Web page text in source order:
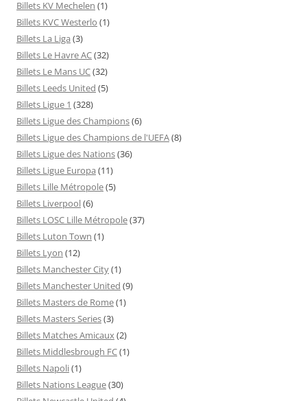
Billets KV Mechelen (1)
Billets KVC Westerlo (1)
Billets La Liga (3)
Billets Le Havre AC(32)
Billets Le Mans UC(32)
Billets Leeds United (5)
Billets Ligue 1 (328)
Billets Ligue des Champions(6)
Billets Ligue des Champions de l'UEFA(8)
Billets Ligue des Nations(36)
Billets Ligue Europa (11)
Billets Lille Métropole(5)
Billets Liverpool(6)
Billets LOSC Lille Métropole(37)
Billets Luton Town (1)
Billets Lyon (12)
Billets Manchester City(1)
Billets Manchester United (9)
Billets Masters de Rome(1)
Billets Masters Series(3)
Billets Matches Amicaux(2)
Billets Middlesbrough FC(1)
Billets Napoli(1)
Billets Nations League(30)